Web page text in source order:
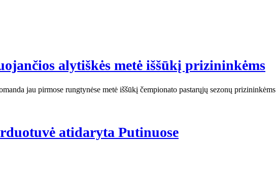
alytiškės metė iššūkį prizininkėms
jau pirmose rungtynėse metė iššūkį čempionato pastarųjų sezonų
atidaryta Putinuose